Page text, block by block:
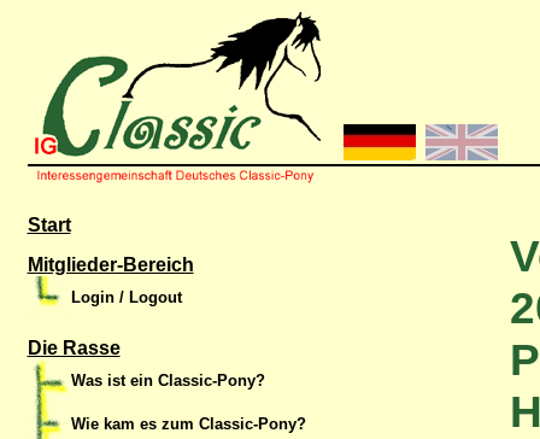
Start
Mitglieder-Bereich
Login / Logout
Die Rasse
Was ist ein Classic-Pony?
Wie kam es zum Classic-Pony?